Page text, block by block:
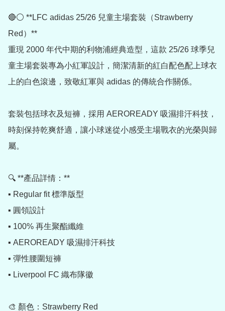
🔴⚪ **LFC adidas 25/26 兒童主場套裝（Strawberry
Red）**
重現 2000 年代中期的利物浦經典造型，這款 25/26 球季兒
童主場套裝專為小紅軍設計，簡潔清新的紅白配色配上球衣
上的白色滾邊，致敬紅軍與 adidas 的傳統合作關係。
套裝包括球衣及短褲，採用 AEROREADY 吸濕排汗科技，
時刻保持乾爽舒適，讓小球迷從小感受主場戰衣的光榮與歸
屬。
🔍 **產品詳情：**
▪️ Regular fit 標準版型
▪️ 圓領設計
▪️ 100% 再生聚酯纖維
▪️ AEROREADY 吸濕排汗科技
▪️ 彈性腰圍短褲
▪️ Liverpool FC 織布隊徽
🎨 顏色：Strawberry Red